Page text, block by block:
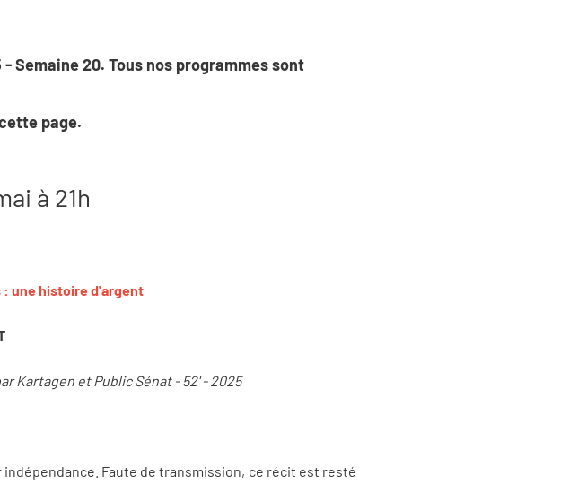
- Semaine 20. Tous nos programmes sont
page.
à 21h
: une histoire d'argent
Kartagen et Public Sénat -52' - 2025
indépendance. Faute de transmission, ce récit est resté